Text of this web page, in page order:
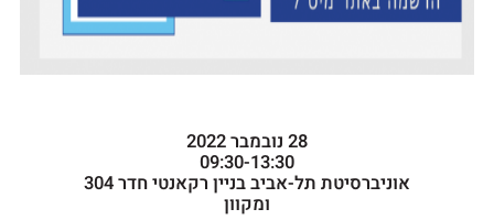
28 נובמבר 2022
09:30-13:30
אוניברסיטת תל-אביב בניין רקאנטי חדר 304
ומקוון